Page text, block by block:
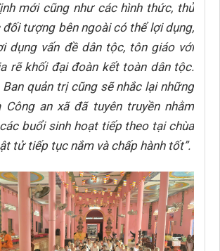
mới cũng như các hình thức, thủ
tượng bên ngoài có thể lợi dụng,
dụng vấn đề dân tộc, tôn giáo với
rẽ khối đại đoàn kết toàn dân tộc.
Ban quản trị cũng sẽ nhắc lại những
Công an xã đã tuyên truyền nhằm
buổi sinh hoạt tiếp theo tại chùa
tử tiếp tục nắm và chấp hành tốt”.